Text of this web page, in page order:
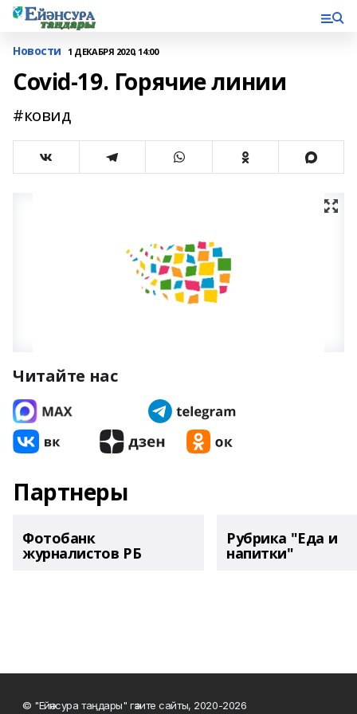
Новости 1 ДЕКАБРЯ 2020, 14:00
Covid-19. Горячие линии
#ковид
Читайте нас
Партнеры
Фотобанк
журналистов РБ
Рубрика "Еда и
напитки"
© "Ейәнсура таңдары" гәзите сайты, 2020-2026